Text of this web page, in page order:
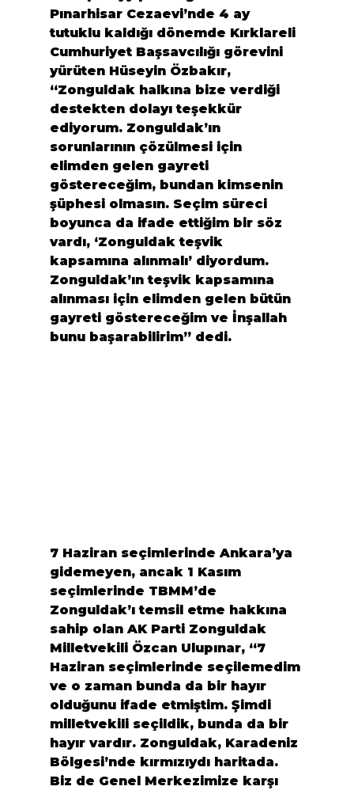
Pınarhisar Cezaevi’nde 4 ay
tutuklu kaldığı dönemde Kırklareli
Cumhuriyet Başsavcılığı görevini
yürüten Hüseyin Özbakır,
“Zonguldak halkına bize verdiği
destekten dolayı teşekkür
ediyorum. Zonguldak’ın
sorunlarının çözülmesi için
elimden gelen gayreti
göstereceğim, bundan kimsenin
şüphesi olmasın. Seçim süreci
boyunca da ifade ettiğim bir söz
vardı, ‘Zonguldak teşvik
kapsamına alınmalı’ diyordum.
Zonguldak’ın teşvik kapsamına
alınması için elimden gelen bütün
gayreti göstereceğim ve İnşallah
bunu başarabilirim” dedi.
7 Haziran seçimlerinde Ankara’ya
gidemeyen, ancak 1 Kasım
seçimlerinde TBMM’de
Zonguldak’ı temsil etme hakkına
sahip olan AK Parti Zonguldak
Milletvekili Özcan Ulupınar, “7
Haziran seçimlerinde seçilemedim
ve o zaman bunda da bir hayır
olduğunu ifade etmiştim. Şimdi
milletvekili seçildik, bunda da bir
hayır vardır. Zonguldak, Karadeniz
Bölgesi’nde kırmızıydı haritada.
Biz de Genel Merkezimize karşı